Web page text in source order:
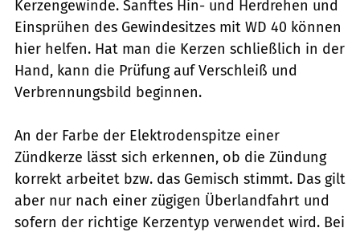
Kerzengewinde. Sanftes Hin- und Herdrehen und
Einsprühen des Gewindesitzes mit WD 40 können
hier helfen. Hat man die Kerzen schließlich in der
Hand, kann die Prüfung auf Verschleiß und
Verbrennungsbild beginnen.
An der Farbe der Elektrodenspitze einer
Zündkerze lässt sich erkennen, ob die Zündung
korrekt arbeitet bzw. das Gemisch stimmt. Das gilt
aber nur nach einer zügigen Überlandfahrt und
sofern der richtige Kerzentyp verwendet wird. Bei